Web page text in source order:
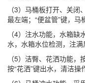
（3）马桶板打开、关闭
最左端；“便盆管”键，马
（4）注水功能，水箱
水，水箱水位检测，注满
（5）洁臀、花洒功能，
按“花洒”键出水，清洁操